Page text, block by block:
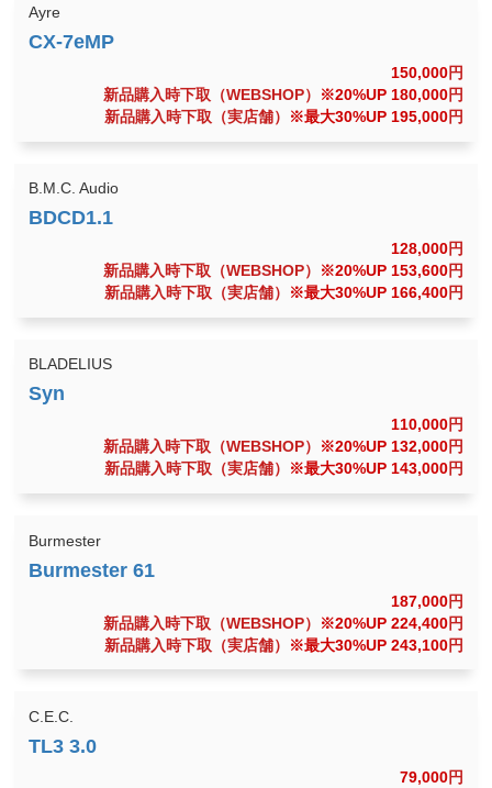
Ayre
150,000円
新品購入時下取（WEBSHOP）
※20%UP 180,000円
新品購入時下取（実店舗）
※最大30%UP 195,000円
B.M.C. Audio
128,000円
新品購入時下取（WEBSHOP）
※20%UP 153,600円
新品購入時下取（実店舗）
※最大30%UP 166,400円
BLADELIUS
110,000円
新品購入時下取（WEBSHOP）
※20%UP 132,000円
新品購入時下取（実店舗）
※最大30%UP 143,000円
Burmester
187,000円
新品購入時下取（WEBSHOP）
※20%UP 224,400円
新品購入時下取（実店舗）
※最大30%UP 243,100円
C.E.C.
79,000円